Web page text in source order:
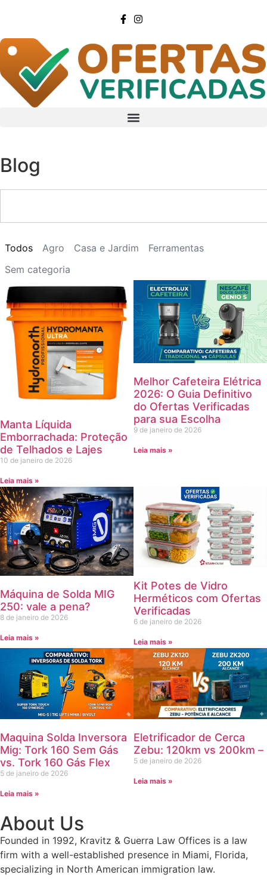
Blog
Agro Casa e Jardim
Ferramentas
Sem categoria
Todos
Manta Líquida
Emborrachada: Proteção
de Telhados e Lajes
10 de janeiro de 2026
Leia mais »
Melhor Cafeteira Elétrica
2026: O Guia Definitivo
do Ofertas Verificadas
para sua Escolha
9 de janeiro de 2026
Leia mais »
Máquina de Solda MIG
250: vale a pena?
8 de janeiro de 2026
Leia mais »
Kit Potes de Vidro
Herméticos com Ofertas
Verificadas
6 de janeiro de 2026
Leia mais »
Maquina Solda Inversora
Mig: Tork 160 Sem Gás
vs. Tork 160 Gás Flex
5 de janeiro de 2026
Leia mais »
Eletrificador de Cerca
Zebu: 120km vs 200km –
5 de janeiro de 2026
Leia mais »
About Us
Founded in 1992, Kravitz & Guerra Law Offices is a law
firm with a well-established presence in Miami, Florida,
specializing in North American immigration law.